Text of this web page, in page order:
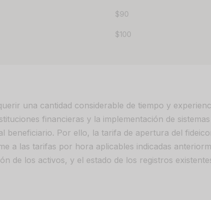
$90
$100
una cantidad considerable de tiempo y
financieras y la implementación de
beneficiario. Por ello, la tarifa de apertura del
a las tarifas por hora aplicables indicadas
de los activos, y el estado de los registros